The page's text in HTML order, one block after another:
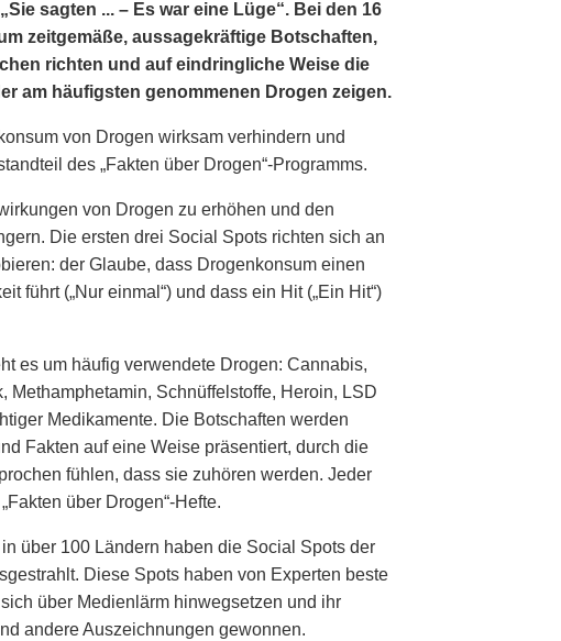
sagten ... – Es war eine Lüge“. Bei den 16
zeitgemäße, aussagekräftige Botschaften,
richten und auf eindringliche Weise die
am häufigsten genommenen Drogen zeigen.
von Drogen wirksam verhindern und
des „Fakten über Drogen“-Programms.
von Drogen zu erhöhen und den
Die ersten drei Social Spots richten sich an
der Glaube, dass Drogenkonsum einen
führt („Nur einmal“) und dass ein Hit („Ein Hit“)
es um häufig verwendete Drogen: Cannabis,
Methamphetamin, Schnüffelstoffe, Heroin, LSD
Medikamente. Die Botschaften werden
Fakten auf eine Weise präsentiert, durch die
fühlen, dass sie zuhören werden. Jeder
über Drogen“-Hefte.
über 100 Ländern haben die Social Spots der
Diese Spots haben von Experten beste
über Medienlärm hinwegsetzen und ihr
andere Auszeichnungen gewonnen.